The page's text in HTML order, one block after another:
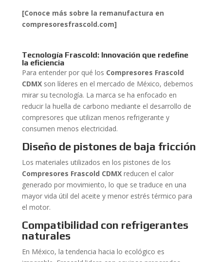
[Conoce más sobre la remanufactura en
compresoresfrascold.com]
Tecnología Frascold: Innovación que redefine
la eficiencia
Para entender por qué los Compresores Frascold
CDMXson líderes en el mercado de México, debemos
mirar su tecnología. La marca se ha enfocado en
reducir la huella de carbono mediante el desarrollo de
compresores que utilizan menos refrigerante y
consumen menos electricidad.
Diseño de pistones de baja fricción
Los materiales utilizados en los pistones de los
Compresores Frascold CDMXreducen el calor
generado por movimiento, lo que se traduce en una
mayor vida útil del aceite y menor estrés térmico para
el motor.
Compatibilidad con refrigerantes
naturales
En México, la tendencia hacia lo ecológico es